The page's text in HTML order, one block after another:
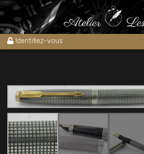
Identifiez-vous
Accueil » Boutique Stylos » Stylos plume
Ciselé argent massif 1970’s